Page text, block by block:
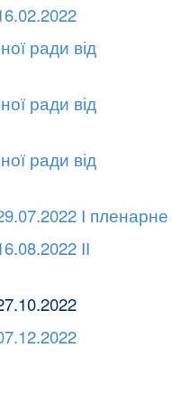
ради від
ради від
ради від
І пленарне
ІІ